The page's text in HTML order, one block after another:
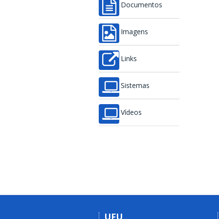
Documentos
Imagens
Links
Sistemas
Vídeos
UFU